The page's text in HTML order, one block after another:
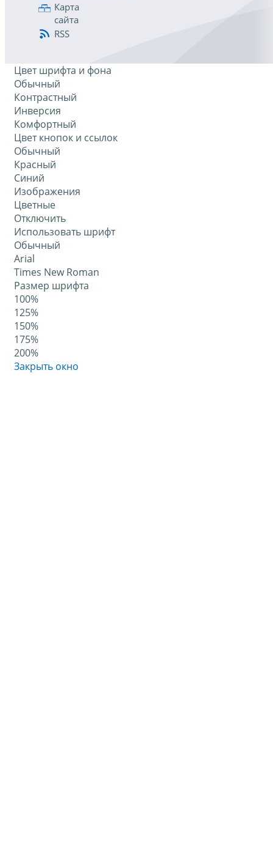
Карта
сайта
RSS
Цвет шрифта и фона
Обычный
Контрастный
Инверсия
Комфортный
Цвет кнопок и ссылок
Обычный
Красный
Синий
Изображения
Цветные
Отключить
Использовать шрифт
Обычный
Arial
Times New Roman
Размер шрифта
100%
125%
150%
175%
200%
Закрыть окно